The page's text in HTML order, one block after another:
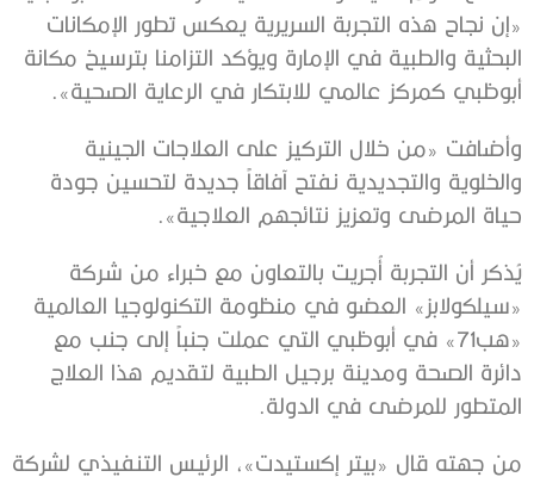
«إن نجاح هذه التجربة السريرية يعكس تطور الإمكانات
البحثية والطبية في الإمارة ويؤكد التزامنا بترسيخ مكانة
أبوظبي كمركز عالمي للابتكار في الرعاية الصحية».
وأضافت «من خلال التركيز على العلاجات الجينية
والخلوية والتجديدية نفتح آفاقاً جديدة لتحسين جودة
حياة المرضى وتعزيز نتائجهم العلاجية».
يُذكر أن التجربة أُجريت بالتعاون مع خبراء من شركة
«سيلكولابز» العضو في منظومة التكنولوجيا العالمية
«هب71» في أبوظبي التي عملت جنباً إلى جنب مع
دائرة الصحة ومدينة برجيل الطبية لتقديم هذا العلاج
المتطور للمرضى في الدولة.
من جهته قال «بيتر إكستيدت»، الرئيس التنفيذي لشركة